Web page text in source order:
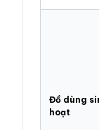
Đồ dùng
hoạt